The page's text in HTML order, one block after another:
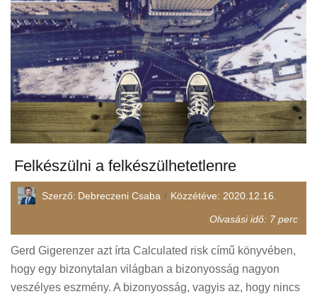
Felkészülni a felkészülhetetlenre
Szerző: Debreczeni Csaba Közzétéve: 2020.12.16.
Olvasási idő: 7 perc
Gerd Gigerenzer azt írta Calculated risk című könyvében,
hogy egy bizonytalan világban a bizonyosság nagyon
veszélyes eszmény. A bizonyosság, vagyis az, hogy nincs